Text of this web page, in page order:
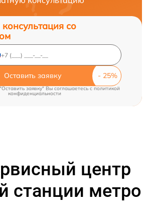
со
Оставить заявку
заявку" Вы соглашаетесь c политикой
конфиденциальности
центр
станции метро